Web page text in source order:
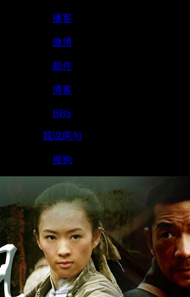
播客
微博
邮件
博客
BBS
我说两句
搜狗